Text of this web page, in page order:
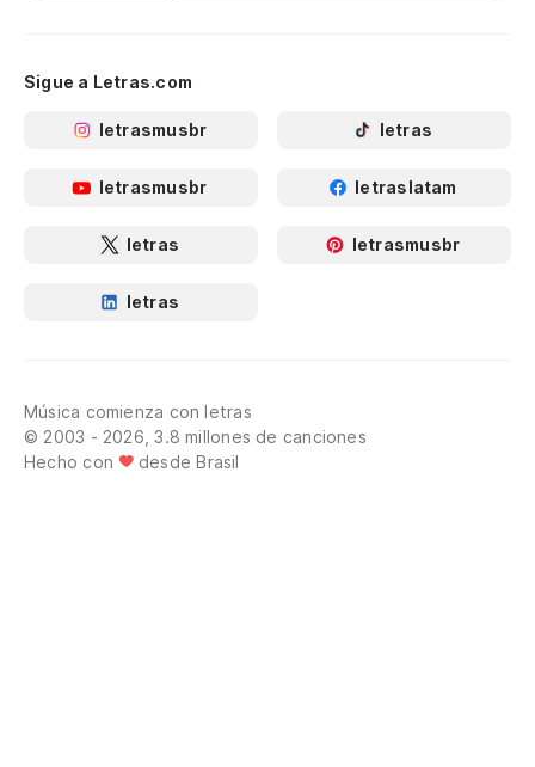
Sigue a Letras.com
letrasmusbr letras
letrasmusbr letraslatam
letras letrasmusbr
letras
Música comienza con letras
© 2003 - 2026, 3.8 millones de canciones
Hecho con
desde Brasil